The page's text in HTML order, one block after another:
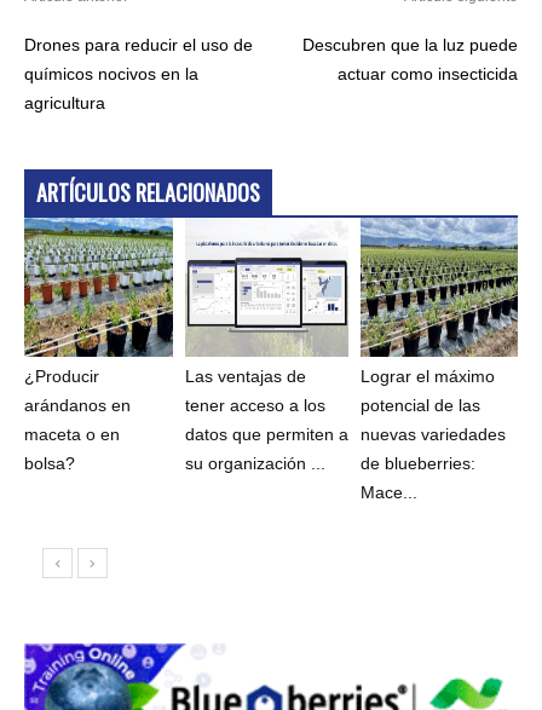
Drones para reducir el uso de
químicos nocivos en la
agricultura
Descubren que la luz puede
actuar como insecticida
ARTÍCULOS RELACIONADOS
¿Producir
arándanos en
maceta o en
bolsa?
Las ventajas de
tener acceso a los
datos que permiten a
su organización ...
Lograr el máximo
potencial de las
nuevas variedades
de blueberries:
Mace...